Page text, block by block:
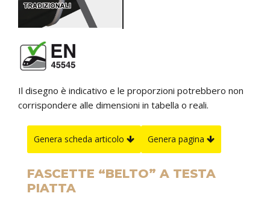
Il disegno è indicativo e le proporzioni potrebbero non
corrispondere alle dimensioni in tabella o reali.
Genera scheda articolo Genera pagina
FASCETTE “BELTO” A TESTA
PIATTA